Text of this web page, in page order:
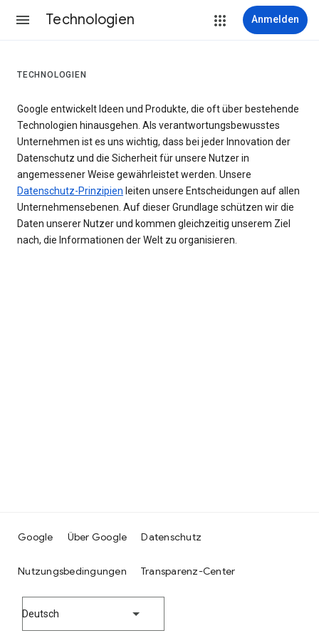
Technologien Anmelden
TECHNOLOGIEN
Google entwickelt Ideen und Produkte, die oft über bestehende
Technologien hinausgehen. Als verantwortungsbewusstes
Unternehmen ist es uns wichtig, dass bei jeder Innovation der
Datenschutz und die Sicherheit für unsere Nutzer in
angemessener Weise gewährleistet werden. Unsere
Datenschutz-Prinzipien leiten unsere Entscheidungen auf allen
Unternehmensebenen. Auf dieser Grundlage schützen wir die
Daten unserer Nutzer und kommen gleichzeitig unserem Ziel
nach, die Informationen der Welt zu organisieren.
Google Über Google Datenschutz
Nutzungsbedingungen Transparenz-Center
Deutsch